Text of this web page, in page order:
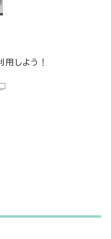
しよう！